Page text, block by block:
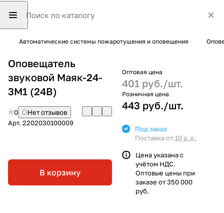
Автоматические системы пожаротушения и оповещения
Оповещатель
звуковой Маяк-24-
3М1 (24В)
0
Нет отзывов
Арт. 2202030100009
В корзину
Оптовая цена
401 руб./шт.
Розничная цена
443 руб./шт.
Под заказ
Поставка от:10 р.д.
Цена указана с
учётом НДС.
Оптовые цены при
заказе от 350 000
руб.